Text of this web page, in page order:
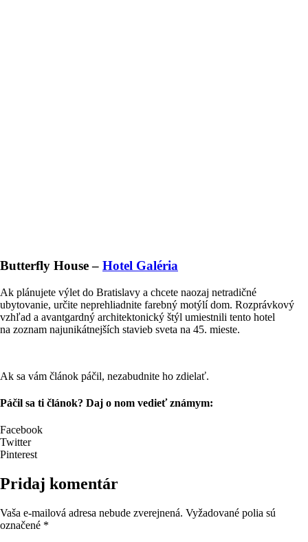
Butterfly House – Hotel Galéria
Ak plánujete výlet do Bratislavy a chcete naozaj netradičné
ubytovanie, určite neprehliadnite farebný motýlí dom. Rozprávkový
vzhľad a avantgardný architektonický štýl umiestnili tento hotel
na zoznam najunikátnejších stavieb sveta na 45. mieste.
Ak sa vám článok páčil, nezabudnite ho zdielať.
Páčil sa ti článok? Daj o nom vedieť známym:
Facebook
Twitter
Pinterest
Pridaj komentár
Vaša e-mailová adresa nebude zverejnená. Vyžadované polia sú
označené *